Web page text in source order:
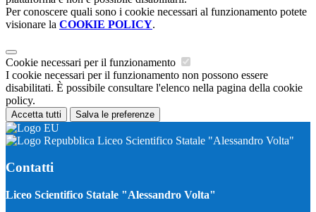
Per conoscere quali sono i cookie necessari al funzionamento potete
visionare la COOKIE POLICY.
Cookie necessari per il funzionamento
I cookie necessari per il funzionamento non possono essere
disabilitati. È possibile consultare l'elenco nella pagina della cookie
policy.
Accetta tutti Salva le preferenze
Liceo Scientifico Statale "Alessandro Volta"
Contatti
Liceo Scientifico Statale "Alessandro Volta"